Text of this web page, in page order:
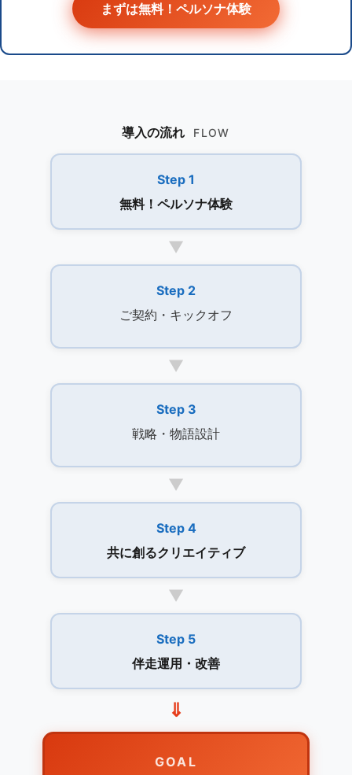
まずは無料！ペルソナ体験
導入の流れ FLOW
Step 1
無料！ペルソナ体験
▼
Step 2
ご契約・キックオフ
▼
Step 3
戦略・物語設計
▼
Step 4
共に創るクリエイティブ
▼
Step 5
伴走運用・改善
⇓
GOAL